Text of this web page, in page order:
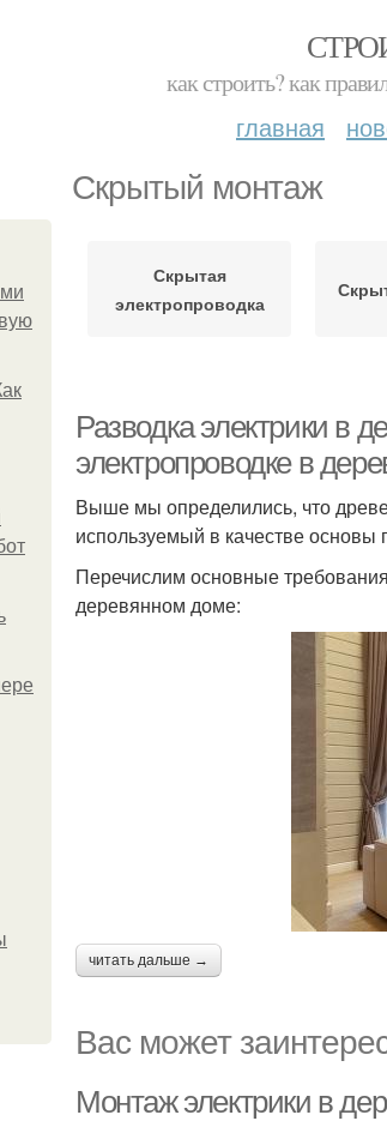
как строить? как
главная
Скрытый монтаж
Скрытая
электропроводка
Разводка электрики в
электропроводке в
Выше мы определились, что
используемый в качестве
Перечислим основные
деревянном доме:
читать дальше →
Вас может
Монтаж электрики в